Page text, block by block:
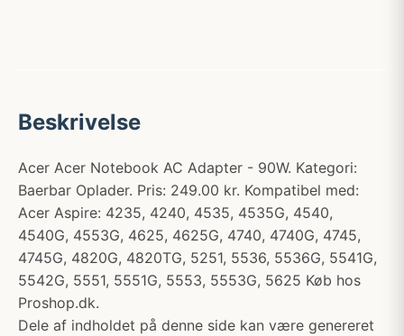
Beskrivelse
Acer Acer Notebook AC Adapter - 90W. Kategori:
Baerbar Oplader. Pris: 249.00 kr. Kompatibel med:
Acer Aspire: 4235, 4240, 4535, 4535G, 4540,
4540G, 4553G, 4625, 4625G, 4740, 4740G, 4745,
4745G, 4820G, 4820TG, 5251, 5536, 5536G, 5541G,
5542G, 5551, 5551G, 5553, 5553G, 5625 Køb hos
Proshop.dk.
Dele af indholdet på denne side kan være genereret